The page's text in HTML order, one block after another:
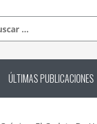
ÚLTIMASPUBLICACIONES